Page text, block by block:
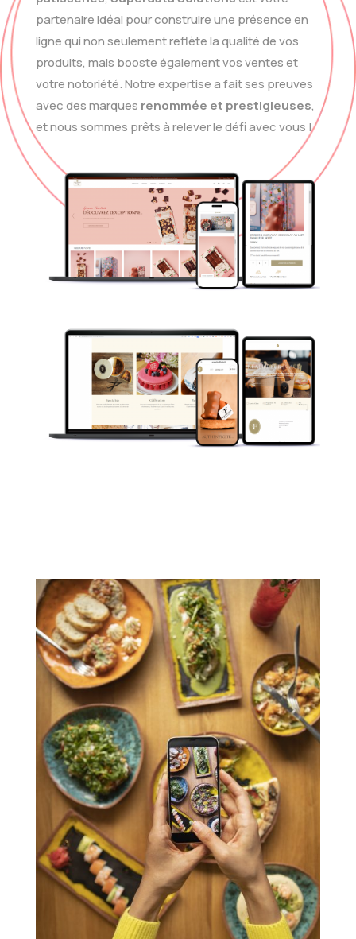
partenaire idéal pour construire une présence en
ligne qui non seulement reflète la qualité de vos
produits, mais booste également vos ventes et
votre notoriété. Notre expertise a fait ses preuves
avec des marques renommée et prestigieuses,
et nous sommes prêts à relever le défi avec vous !